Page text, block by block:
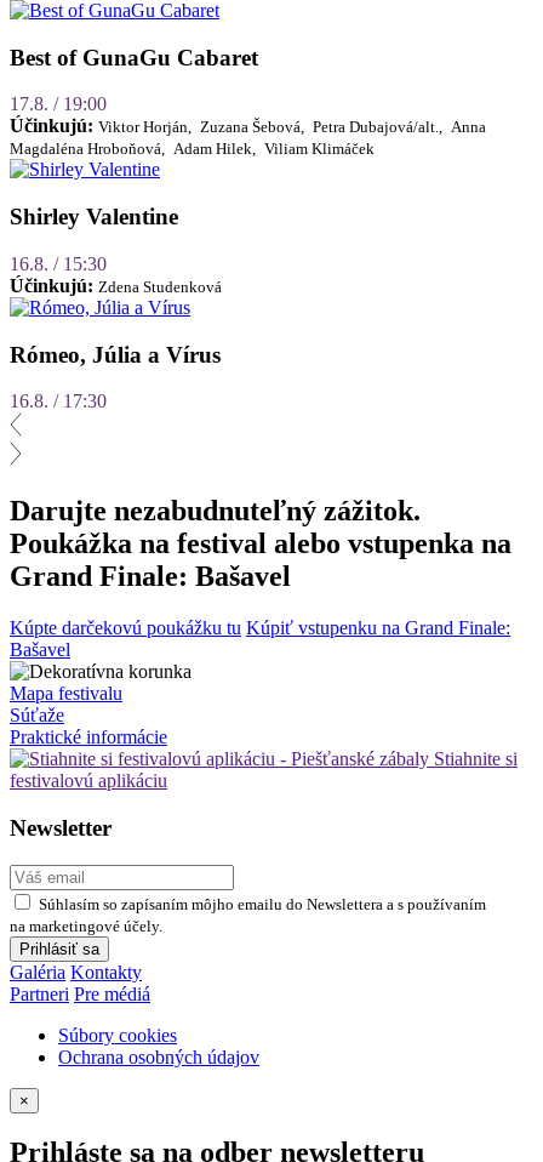
Best of GunaGu Cabaret
17.8. / 19:00
Účinkujú: Viktor Horján, Zuzana Šebová, Petra Dubajová/alt., Anna
Magdaléna Hroboňová, Adam Hilek, Viliam Klimáček
Shirley Valentine
16.8. / 15:30
Účinkujú: Zdena Studenková
Rómeo, Júlia a Vírus
16.8. / 17:30
Darujte nezabudnuteľný zážitok.
Poukážka na festival alebo vstupenka na
Grand Finale: Bašavel
Kúpte darčekovú poukážku tu Kúpiť vstupenku na Grand Finale:
Bašavel
Mapa festivalu
Súťaže
Praktické informácie
Stiahnite si
festivalovú aplikáciu
Newsletter
Súhlasím so zapísaním môjho emailu do Newslettera a s používaním
na marketingové účely.
Prihlásiť sa
Galéria Kontakty
Partneri Pre médiá
Súbory cookies
Ochrana osobných údajov
×
Prihláste sa na odber newsletteru